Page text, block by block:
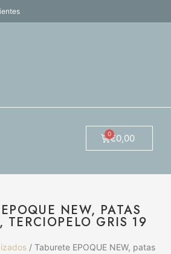
€0,00
NEW, PATAS
TERCIOPELO GRIS 19
/ Taburete EPOQUE NEW, patas